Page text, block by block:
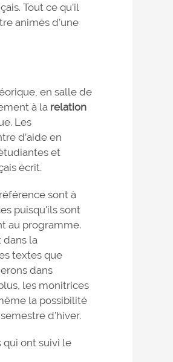
Tout ce qu’il
animés d’une
en salle de
à la relation
Les
d’aide en
et
écrit.
sont à
puisqu'ils sont
au programme.
la
textes que
dans
les monitrices
la possibilité
d’hiver.
qui ont suivi le